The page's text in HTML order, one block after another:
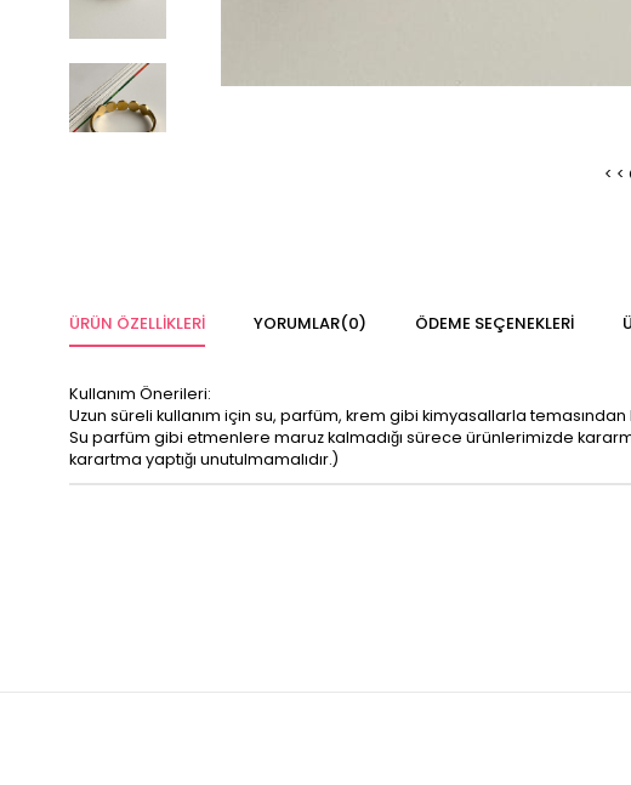
<
ÜRÜN ÖZELLIKLERI YORUMLAR(0) ÖDEME SEÇENEKLERI
Kullanım Önerileri:
Uzun süreli kullanım için su, parfüm, krem gibi kimyasallarla temasından
Su parfüm gibi etmenlere maruz kalmadığı sürece ürünlerimizde
karartma yaptığı unutulmamalıdır.)